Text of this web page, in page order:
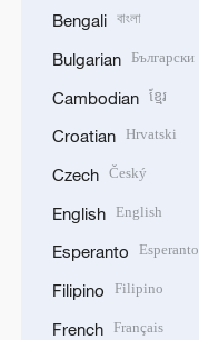
Bengali বাংলা
Bulgarian Български
Cambodian ខ្មែរ
Croatian Hrvatski
Czech Český
English English
Esperanto Esperanto
Filipino Filipino
French Français